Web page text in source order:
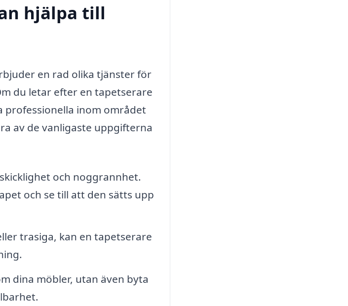
hjälpa till
en rad olika tjänster för
du letar efter en tapetserare
inom området
av de vanligaste uppgifterna
och noggrannhet.
och se till att den sätts upp
trasiga, kan en tapetserare
dina möbler, utan även byta